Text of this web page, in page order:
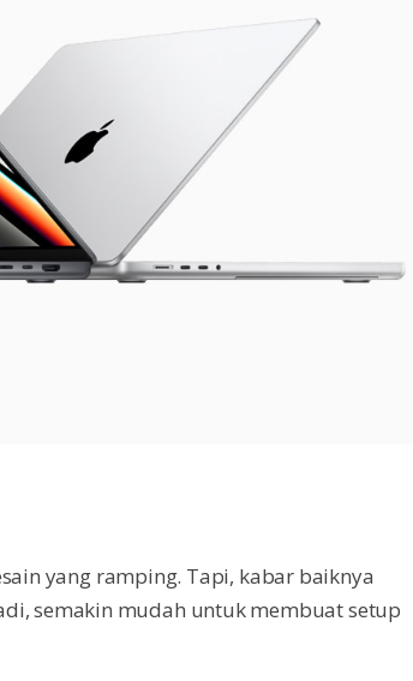
yang ramping. Tapi, kabar baiknya
semakin mudah untuk membuat setup